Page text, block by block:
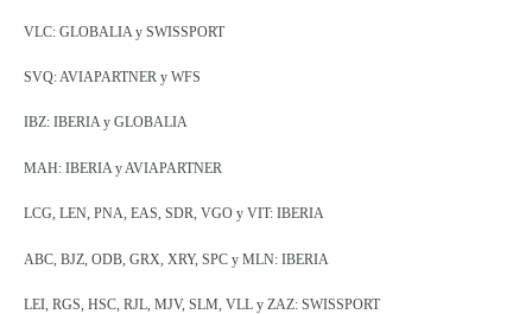
VLC: GLOBALIA y SWISSPORT
SVQ: AVIAPARTNER y WFS
IBZ: IBERIA y GLOBALIA
MAH: IBERIA y AVIAPARTNER
LCG, LEN, PNA, EAS, SDR, VGO y VIT: IBERIA
ABC, BJZ, ODB, GRX, XRY, SPC y MLN: IBERIA
LEI, RGS, HSC, RJL, MJV, SLM, VLL y ZAZ: SWISSPORT